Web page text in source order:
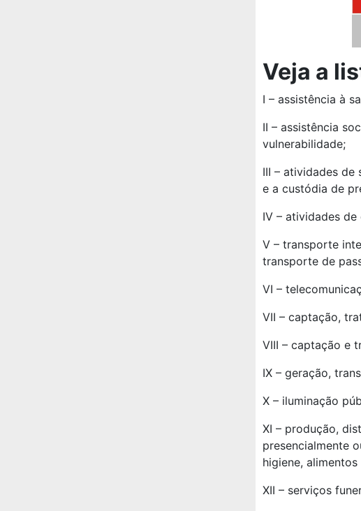
Veja a
I – assistência à
II – assistência
vulnerabilidade;
III – atividades de
e a custódia de
IV – atividades
V – transporte
transporte de
VI –
VII – captação,
VIII – captação e
IX – geração,
X – iluminação
XI – produção,
presencialmente
higiene,
XII – serviços